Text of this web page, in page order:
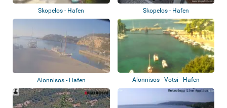
Skopelos - Hafen Skopelos - Hafen
Alonnisos - Hafen Alonnisos - Votsi - Hafen